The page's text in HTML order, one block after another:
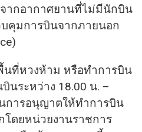
ากอากาศยานที่ไม่มีนักบิน
คุมการบินจากภายนอก
ที่หวงห้าม หรือทำการบิน
นระหว่าง 18.00 น. –
การอนุญาตให้ทำการบิน
ดยหน่วยงานราชการ